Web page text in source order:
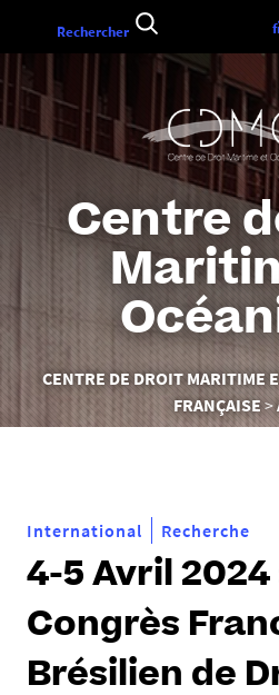
Centre
Vous
êtes
ici :
CENTRE DE DROIT MARITIME
FRANÇAISE
Rechercher
International Recherche
4-5 Avril 2024
Congrès
Brésilien de